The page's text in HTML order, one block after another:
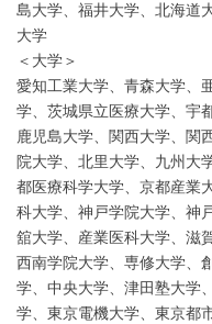
島大学、福井大学、北海道
大学
＜大学＞
愛知工業大学、青森大学、
学、茨城県立医療大学、宇
鹿児島大学、関西大学、関
院大学、北里大学、九州大
都医療科学大学、京都産業
科大学、神戸学院大学、神
舘大学、産業医科大学、滋
西南学院大学、専修大学、
学、中央大学、津田塾大学
学、東京電機大学、東京都